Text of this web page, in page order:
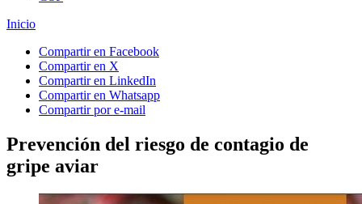
Inicio
Compartir en Facebook
Compartir en X
Compartir en LinkedIn
Compartir en Whatsapp
Compartir por e-mail
Prevención del riesgo de contagio de
gripe aviar